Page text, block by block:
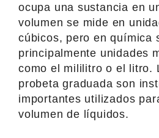
ocupa una sustancia en
volumen se mide en
cúbicos, pero en química
principalmente unidades
como el mililitro o el litro.
probeta graduada son
importantes utilizados
volumen de líquidos.